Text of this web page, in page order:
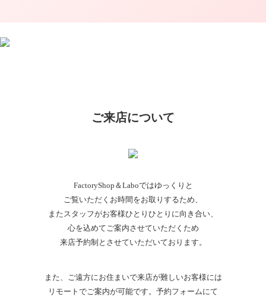
ご来店について
FactoryShop＆Laboではゆっくりと
ご覧いただくお時間をお取りするため、
またスタッフがお客様ひとりひとりに向き合い、
心を込めてご案内させていただくため
来店予約制とさせていただいております。
また、ご遠方にお住まいで来店が難しいお客様には
リモートでご案内が可能です。予約フォームにて